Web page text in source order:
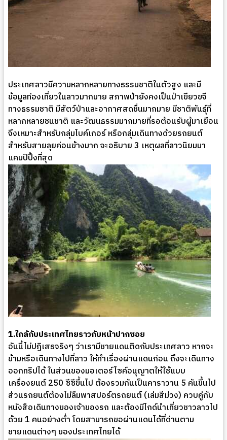
ประเทศลาวมีความหลากหลายทางธรรมชาติในตัวสูง และมี
ข้อมูลท่องเที่ยวในลาวมากมาย สภาพป่ายังคงเป็นป่าเขียวขจี
ทางธรรมชาติ มีสัตว์ป่าและอากาศสดชื่นมากมาย มีชาติพันธุ์ที่
หลากหลายชนชาติ และวัฒนธรรมมากมายที่รอต้อนรับผู้มาเยือน
จึงเหมาะสำหรับกลุ่มไบค์เกอร์ หรือกลุ่มเดินทางด้วยรถยนต์
สำหรับสายลุยค่อนข้างมาก จะอธิบาย 3 เหตุผลที่ลาวนิยมมา
แคมป์ปิ้งที่สุด
1.ใกล้กับประเทศไทยราวกับหน้าปากซอย
อันนี้ไม่ปฏิเสธจริงๆ ว่าเรามีชายแดนติดกับประเทศลาว หากจะ
ข้ามหรือเดินทางไปที่ลาว ให้ทำเรื่องผ่านแดนก่อน ถึงจะเดินทาง
ออกทริปได้ ในส่วนของมอเตอร์ไซค์อนุญาตให้ใช้แบบ
เครื่องยนต์ 250 ซีซีขึ้นไป ต้องรวมกันเป็นคาราวาน 5 คันขึ้นไป
ส่วนรถยนต์ต้องไม่ลืมพาสปอร์ตรถยนต์ (เล่มสีม่วง) ควบคู่กับ
หนังสือเดินทางของเจ้าของรถ และต้องมีไกด์นำเที่ยวชาวลาวไป
ด้วย 1 คนอย่างต่ำ โดยสามารถขอผ่านแดนได้ที่ด่านตาม
ชายแดนต่างๆ ของประเทศไทยได้